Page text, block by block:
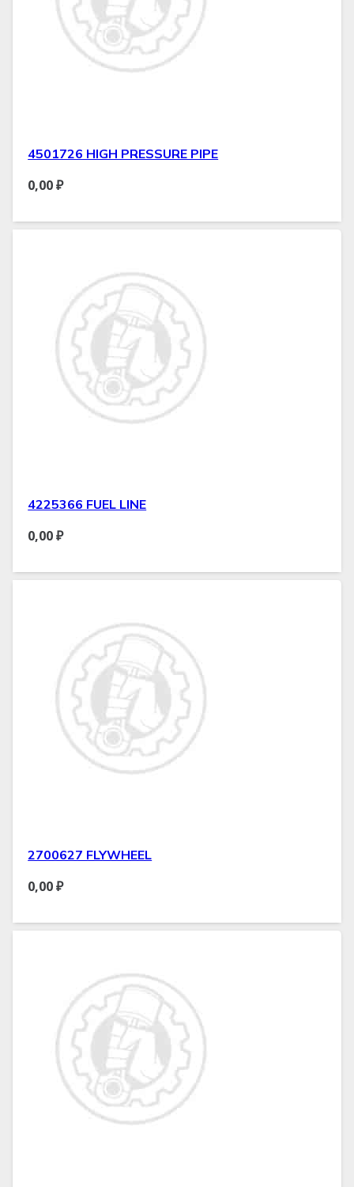
4501726 HIGH PRESSURE PIPE
0,00₽
4225366 FUEL LINE
0,00₽
2700627 FLYWHEEL
0,00₽